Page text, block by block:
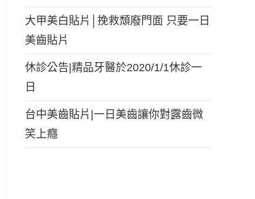
大甲美白貼片│挽救頹廢門面 只要一日
美齒貼片
休診公告|精品牙醫於2020/1/1休診一
日
台中美齒貼片|一日美齒讓你對露齒微
笑上癮